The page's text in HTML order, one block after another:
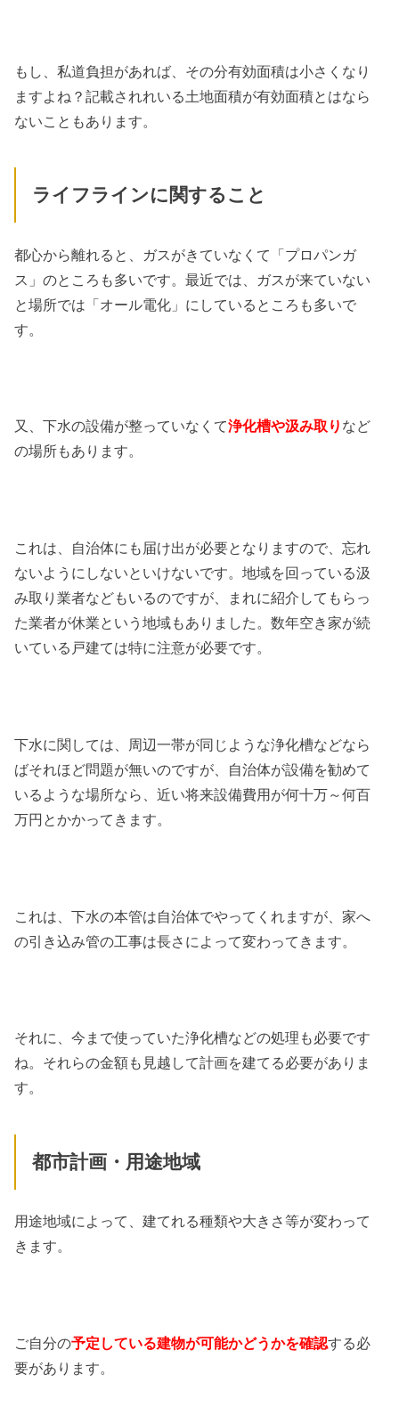
もし、私道負担があれば、その分有効面積は小さくなり
ますよね？記載されれいる土地面積が有効面積とはなら
ないこともあります。
ライフラインに関すること
都心から離れると、ガスがきていなくて「プロパンガ
ス」のところも多いです。最近では、ガスが来ていない
と場所では「オール電化」にしているところも多いで
す。
又、下水の設備が整っていなくて浄化槽や汲み取り など
の場所もあります。
これは、自治体にも届け出が必要となりますので、忘れ
ないようにしないといけないです。地域を回っている汲
み取り業者などもいるのですが、まれに紹介してもらっ
た業者が休業という地域もありました。数年空き家が続
いている戸建ては特に注意が必要です。
下水に関しては、周辺一帯が同じような浄化槽などなら
ばそれほど問題が無いのですが、自治体が設備を勧めて
いるような場所なら、近い将来設備費用が何十万～何百
万円とかかってきます。
これは、下水の本管は自治体でやってくれますが、家へ
の引き込み管の工事は長さによって変わってきます。
それに、今まで使っていた浄化槽などの処理も必要です
ね。それらの金額も見越して計画を建てる必要がありま
す。
都市計画・用途地域
用途地域によって、建てれる種類や大きさ等が変わって
きます。
ご自分の予定している建物が可能かどうかを確認する必
要があります。